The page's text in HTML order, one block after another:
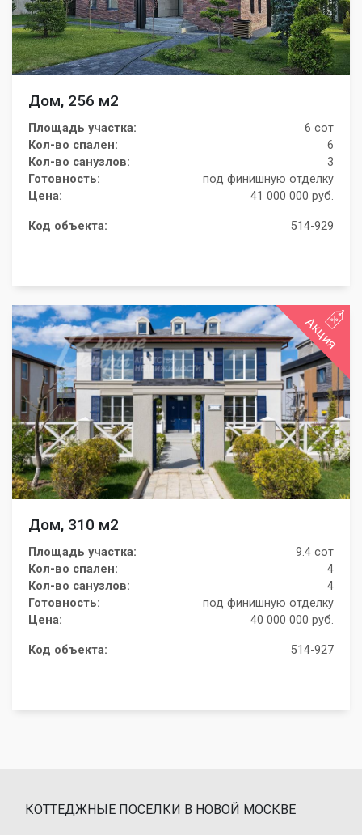
Дом, 256 м2
Площадь участка:
6 сот
Кол-во спален:
6
Кол-во санузлов:
3
Готовность:
под финишную отделку
Цена:
41 000 000 руб.
Код объекта: 514-929
Акция
Дом, 310 м2
Площадь участка:
9.4 сот
Кол-во спален:
4
Кол-во санузлов:
4
Готовность:
под финишную отделку
Цена:
40 000 000 руб.
Код объекта: 514-927
КОТТЕДЖНЫЕ ПОСЕЛКИ В НОВОЙ МОСКВЕ